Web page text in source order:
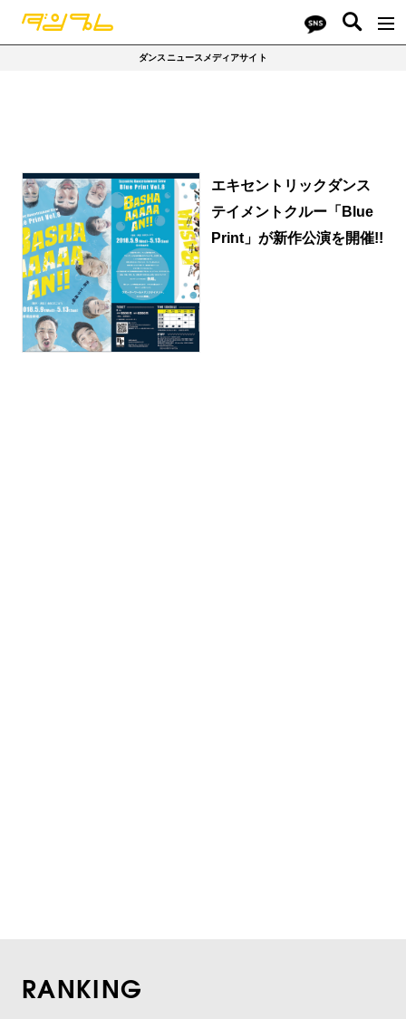
ダンスニュースメディアサイト
エキセントリックダンス
テイメントクルー「Blue
Print」が新作公演を開催!!
RANKING